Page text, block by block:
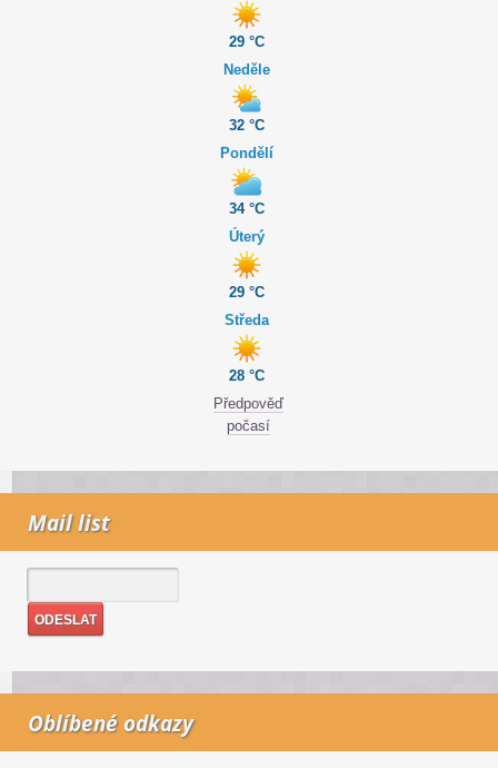
29 °C
Neděle
32 °C
Pondělí
34 °C
Úterý
29 °C
Středa
28 °C
Předpověď
počasí
Mail list
Oblíbené odkazy